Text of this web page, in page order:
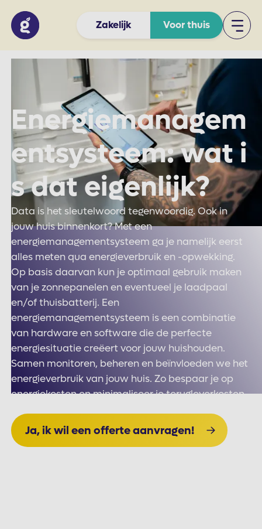
Zakelijk Voor thuis
Energiemanagem
entsysteem: wat i
s dat eigenlijk?
Data is het sleutelwoord tegenwoordig. Ook in
jouw huis binnenkort? Met een
energiemanagementsysteem ga je namelijk eerst
alles meten qua energieverbruik en -opwekking.
Op basis daarvan kun je optimaal gebruik maken
van je zonnepanelen en eventueel je laadpaal
en/of thuisbatterij. Een
energiemanagementsysteem is een combinatie
van hardware en software die de perfecte
energiesituatie creëert voor jouw huishouden.
Samen monitoren, beheren en beïnvloeden we het
energieverbruik van jouw huis. Zo bespaar je op
energiekosten en minimaliseer je terugleverkosten.
Ja, ik wil een offerte aanvragen!